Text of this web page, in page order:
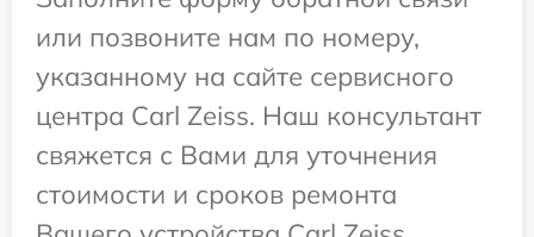
или позвоните нам по номеру,
указанному на сайте сервисного
центра Carl Zeiss. Наш консультант
свяжется с Вами для уточнения
стоимости и сроков ремонта